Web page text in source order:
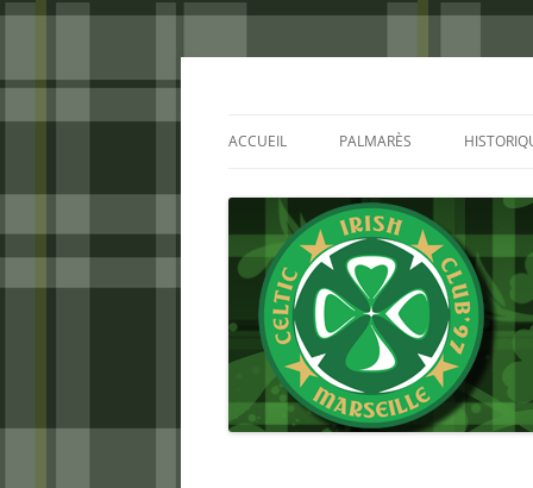
Aller
ACCUEIL PALMARÈS